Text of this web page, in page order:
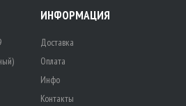
ИНФОРМАЦИЯ
Доставка
Оплата
Инфо
Контакты